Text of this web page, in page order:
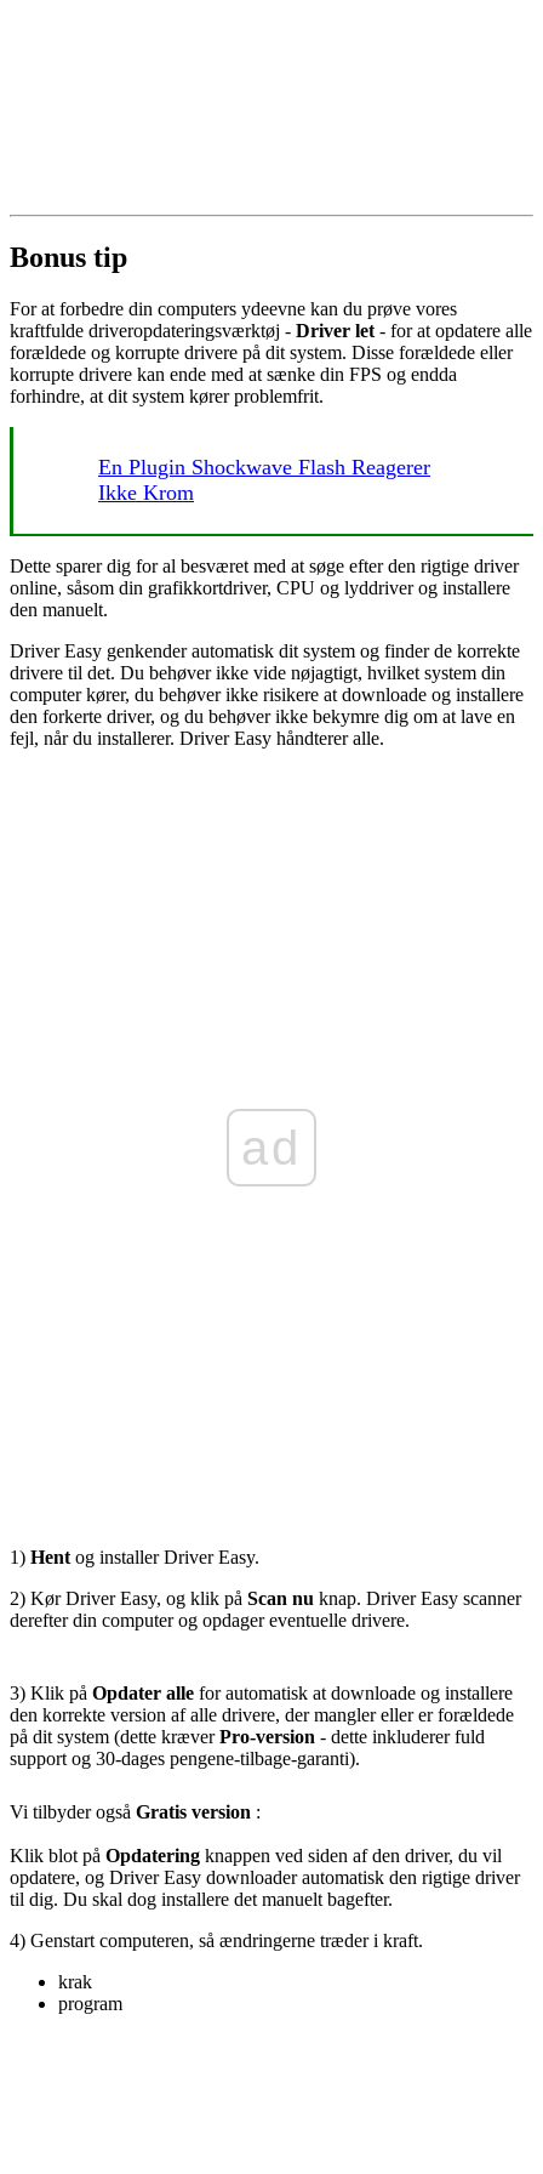
Bonus tip
For at forbedre din computers ydeevne kan du prøve vores
kraftfulde driveropdateringsværktøj - Driver let - for at opdatere alle
forældede og korrupte drivere på dit system. Disse forældede eller
korrupte drivere kan ende med at sænke din FPS og endda
forhindre, at dit system kører problemfrit.
En Plugin Shockwave Flash Reagerer
Ikke Krom
Dette sparer dig for al besværet med at søge efter den rigtige driver
online, såsom din grafikkortdriver, CPU og lyddriver og installere
den manuelt.
Driver Easy genkender automatisk dit system og finder de korrekte
drivere til det. Du behøver ikke vide nøjagtigt, hvilket system din
computer kører, du behøver ikke risikere at downloade og installere
den forkerte driver, og du behøver ikke bekymre dig om at lave en
fejl, når du installerer. Driver Easy håndterer alle.
ad
1) Hent og installer Driver Easy.
2) Kør Driver Easy, og klik på Scan nu knap. Driver Easy scanner
derefter din computer og opdager eventuelle drivere.
3) Klik på Opdater alle for automatisk at downloade og installere
den korrekte version af alle drivere, der mangler eller er forældede
på dit system (dette kræverPro-version - dette inkluderer fuld
support og 30-dages pengene-tilbage-garanti).
Vi tilbyder også Gratis version :
Klik blot på Opdatering knappen ved siden af ​​den driver, du vil
opdatere, og Driver Easy downloader automatisk den rigtige driver
til dig. Du skal dog installere det manuelt bagefter.
4) Genstart computeren, så ændringerne træder i kraft.
krak
program